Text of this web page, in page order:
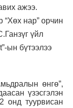
ажээ.
“Хөх нар” орчин
үйл
ын бүтээлээ
өнгө”,
үзэсгэлэн
онд туурвисан